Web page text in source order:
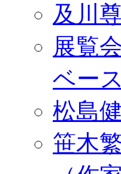
及川
展覧
ベース
松島
笹木